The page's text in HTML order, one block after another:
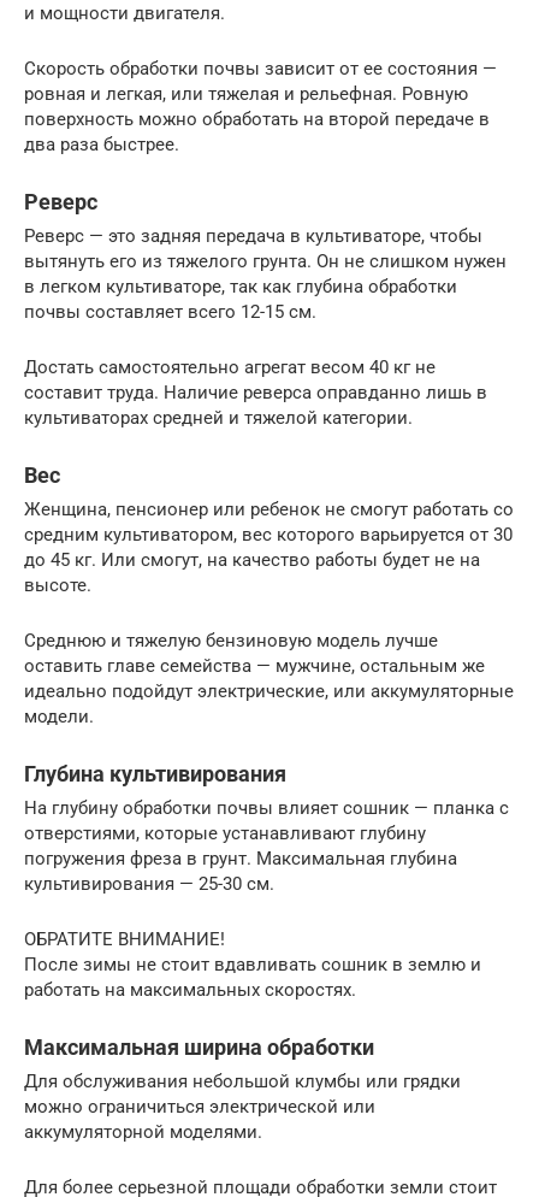
и мощности двигателя.
Скорость обработки почвы зависит от ее состояния —
ровная и легкая, или тяжелая и рельефная. Ровную
поверхность можно обработать на второй передаче в
два раза быстрее.
Реверс
Реверс — это задняя передача в культиваторе, чтобы
вытянуть его из тяжелого грунта. Он не слишком нужен
в легком культиваторе, так как глубина обработки
почвы составляет всего 12-15 см.
Достать самостоятельно агрегат весом 40 кг не
составит труда. Наличие реверса оправданно лишь в
культиваторах средней и тяжелой категории.
Вес
Женщина, пенсионер или ребенок не смогут работать со
средним культиватором, вес которого варьируется от 30
до 45 кг. Или смогут, на качество работы будет не на
высоте.
Среднюю и тяжелую бензиновую модель лучше
оставить главе семейства — мужчине, остальным же
идеально подойдут электрические, или аккумуляторные
модели.
Глубина культивирования
На глубину обработки почвы влияет сошник — планка с
отверстиями, которые устанавливают глубину
погружения фреза в грунт. Максимальная глубина
культивирования — 25-30 см.
ОБРАТИТЕ ВНИМАНИЕ!
После зимы не стоит вдавливать сошник в землю и
работать на максимальных скоростях.
Максимальная ширина обработки
Для обслуживания небольшой клумбы или грядки
можно ограничиться электрической или
аккумуляторной моделями.
Для более серьезной площади обработки земли стоит